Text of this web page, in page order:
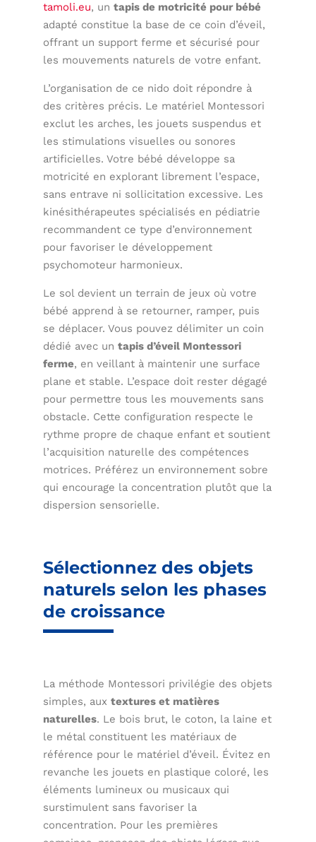
tamoli.eu, untapis de motricité pour bébé
adapté constitue la base de ce coin d’éveil,
offrant un support ferme et sécurisé pour
les mouvements naturels de votre enfant.
L’organisation de ce nido doit répondre à
des critères précis. Le matériel Montessori
exclut les arches, les jouets suspendus et
les stimulations visuelles ou sonores
artificielles. Votre bébé développe sa
motricité en explorant librement l’espace,
sans entrave ni sollicitation excessive. Les
kinésithérapeutes spécialisés en pédiatrie
recommandent ce type d’environnement
pour favoriser le développement
psychomoteur harmonieux.
Le sol devient un terrain de jeux où votre
bébé apprend à se retourner, ramper, puis
se déplacer. Vous pouvez délimiter un coin
dédié avec untapis d’éveil Montessori
ferme, en veillant à maintenir une surface
plane et stable. L’espace doit rester dégagé
pour permettre tous les mouvements sans
obstacle. Cette configuration respecte le
rythme propre de chaque enfant et soutient
l’acquisition naturelle des compétences
motrices. Préférez un environnement sobre
qui encourage la concentration plutôt que la
dispersion sensorielle.
Sélectionnez des objets
naturels selon les phases
de croissance
La méthode Montessori privilégie des objets
simples, auxtextures et matières
naturelles. Le bois brut, le coton, la laine et
le métal constituent les matériaux de
référence pour le matériel d’éveil. Évitez en
revanche les jouets en plastique coloré, les
éléments lumineux ou musicaux qui
surstimulent sans favoriser la
concentration. Pour les premières